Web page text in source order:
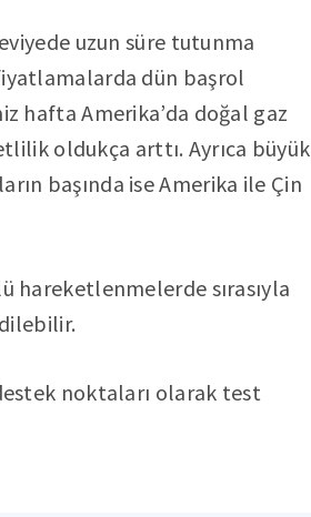
uzun süre tutunma
dün başrol
hafta Amerika’da doğal gaz
oldukça arttı. Ayrıca büyük
başında ise Amerika ile Çin
hareketlenmelerde sırasıyla
noktaları olarak test